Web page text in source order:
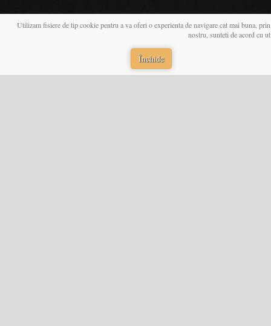
Utilizam fisiere de tip cookie pentru a va oferi o experienta de navigare cat mai buna,
nostru, sunteti de acord cu
Închide